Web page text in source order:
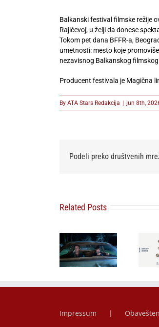
Balkanski festival filmske režije
Rajićevoj, u želji da donese
Tokom pet dana BFFR-a,
umetnosti: mesto koje
nezavisnog Balkanskog
Producent festivala je Magična
By ATA Stars Redakcija | jun 8th,
Podeli preko društvenih
Related Posts
bioskopima
redstavljamo
program 39.
Filmskog
festivala u
Impressum